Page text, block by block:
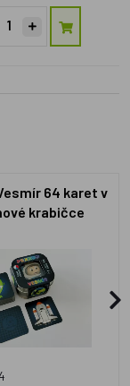
64 karet v
krabičce